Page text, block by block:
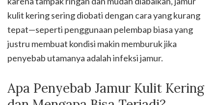
kulit kering sering diobati dengan cara yang kurang
tepat—seperti penggunaan pelembap biasa yang
justru membuat kondisi makin memburuk jika
penyebab utamanya adalah infeksi jamur.
Apa Penyebab Jamur Kulit Kering